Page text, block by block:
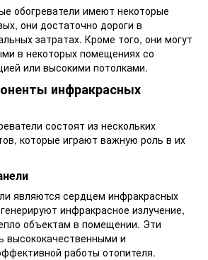
обогреватели имеют некоторые
они достаточно дороги в
затратах. Кроме того, они могут
в некоторых помещениях со
или высокими потолками.
инфракрасных
состоят из нескольких
которые играют важную роль в их
являются сердцем инфракрасных
инфракрасное излучение,
объектам в помещении. Эти
высококачественными и
работы отопителя.